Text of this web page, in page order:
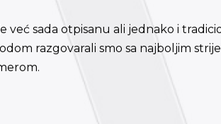
već sada otpisanu ali jednako i
razgovarali smo sa najboljim